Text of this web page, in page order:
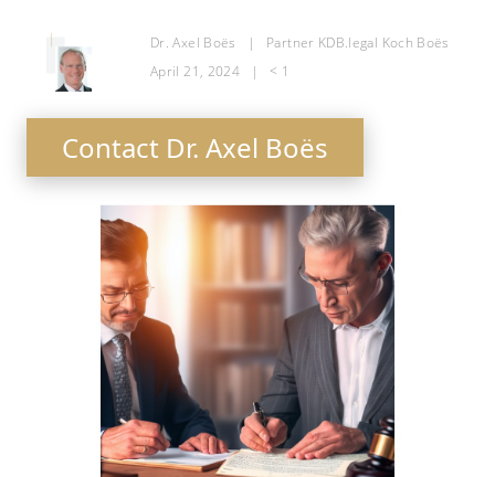
Dr. Axel Boës |
Partner KDB.legal Koch Boës
April 21, 2024
| < 1
Contact Dr. Axel Boës